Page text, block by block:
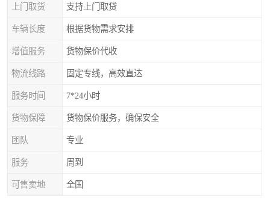
上门取货 支持上门取贷
车辆长度 根据货物需求安排
增值服务 货物保价代收
物流线路 固定专线，高效直达
服务时间 7*24小时
货物保障 货物保价服务，确保安全
团队 专业
服务 周到
可售卖地 全国